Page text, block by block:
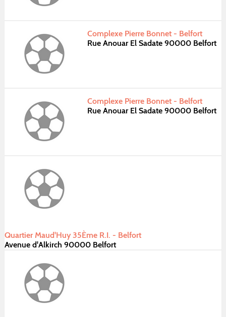
Complexe Pierre Bonnet - Belfort
Rue Anouar El Sadate 90000 Belfort
Complexe Pierre Bonnet - Belfort
Rue Anouar El Sadate 90000 Belfort
Quartier Maud'Huy 35Ème R.I. - Belfort
Avenue d'Alkirch 90000 Belfort